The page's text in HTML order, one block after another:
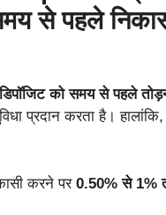
से पहले
को समय से पहले
प्रदान करता है।
करने पर0.50% से 1%